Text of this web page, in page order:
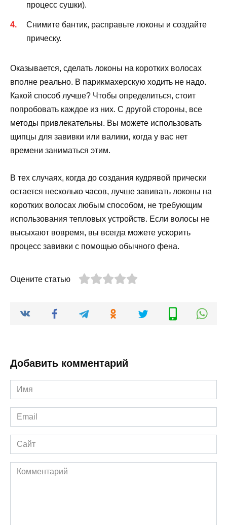
процесс сушки).
Снимите бантик, расправьте локоны и создайте
прическу.
Оказывается, сделать локоны на коротких волосах
вполне реально. В парикмахерскую ходить не надо.
Какой способ лучше? Чтобы определиться, стоит
попробовать каждое из них. С другой стороны, все
методы привлекательны. Вы можете использовать
щипцы для завивки или валики, когда у вас нет
времени заниматься этим.
В тех случаях, когда до создания кудрявой прически
остается несколько часов, лучше завивать локоны на
коротких волосах любым способом, не требующим
использования тепловых устройств. Если волосы не
высыхают вовремя, вы всегда можете ускорить
процесс завивки с помощью обычного фена.
Оцените статью
Добавить комментарий
Имя
*
Email
*
Сайт
Комментарий